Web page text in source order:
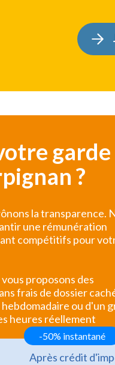
garde
?
la transparence.
une rémunération
compétitifs pour
proposons des
frais de dossier
ou d'un
heures réellement
Après crédit
-50% instantané